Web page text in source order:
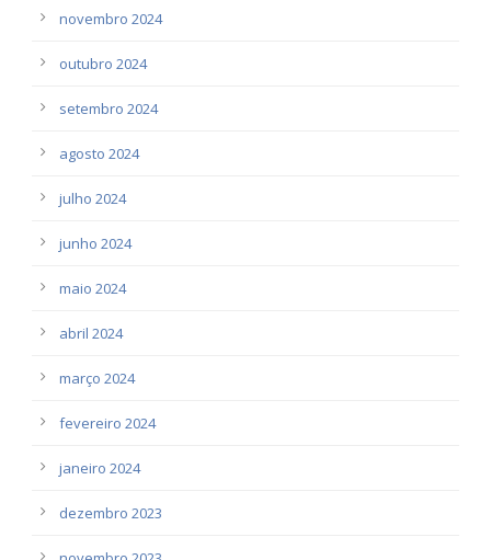
novembro 2024
outubro 2024
setembro 2024
agosto 2024
julho 2024
junho 2024
maio 2024
abril 2024
março 2024
fevereiro 2024
janeiro 2024
dezembro 2023